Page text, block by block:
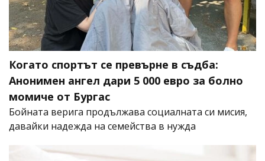
Когато спортът се превърне в съдба:
Анонимен ангел дари 5 000 евро за болно
момиче от Бургас
Бойната верига продължава социалната си мисия,
давайки надежда на семейства в нужда